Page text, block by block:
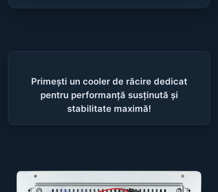
Primești un cooler de răcire dedicat
pentru performanță susținută și
stabilitate maximă!